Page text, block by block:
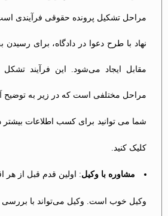
مراحل تشکیل پرونده حقوقی فرآیندی
نهاد با طرح دعوا در دادگاه، برای
مقابل ایجاد می‌شود. این فرآیند
مراحل مختلفی است که در زیر به توضیح
شما می توانید برای کسب اطلاعات بیشتر
کلیک کنید.
مشاوره با وکیل: اولین قدم قبل از هر
وکیل خوب است. وکیل می‌تواند با